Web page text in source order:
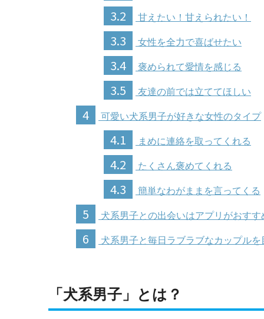
3.2 甘えたい！甘えられたい！
3.3 女性を全力で喜ばせたい
3.4 褒められて愛情を感じる
3.5 友達の前では立ててほしい
4 可愛い犬系男子が好きな女性のタイプ
4.1 まめに連絡を取ってくれる
4.2 たくさん褒めてくれる
4.3 簡単なわがままを言ってくる
5 犬系男子との出会いはアプリがおすす
6 犬系男子と毎日ラブラブなカップルを
「犬系男子」とは？